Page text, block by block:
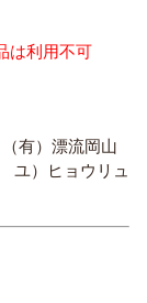
は利用不可
有）漂流岡山
ユ）ヒョウリュ